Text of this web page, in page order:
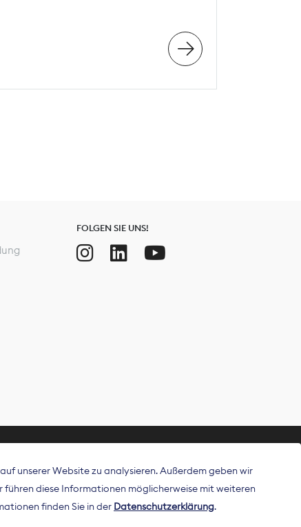
FOLGEN SIE UNS!
als
in
unserer Website zu analysieren. Außerdem geben wir
führen diese Informationen möglicherweise mit weiteren
finden Sie in der Datenschutzerklärung.